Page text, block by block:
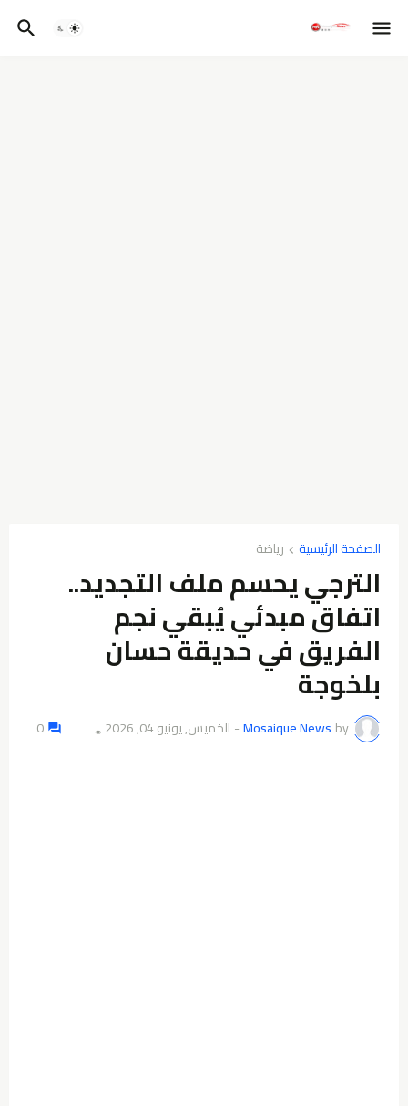
الصفحة الرئيسية رياضة
الترجي يحسم ملف التجديد..
اتفاق مبدئي يُبقي نجم
الفريق في حديقة حسان
بلخوجة
by
Mosaique News
- الخميس, يونيو 04, 2026 👁️
0